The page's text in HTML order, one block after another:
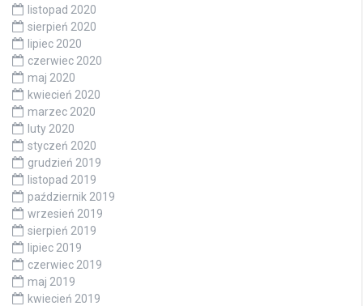
listopad 2020
sierpień 2020
lipiec 2020
czerwiec 2020
maj 2020
kwiecień 2020
marzec 2020
luty 2020
styczeń 2020
grudzień 2019
listopad 2019
październik 2019
wrzesień 2019
sierpień 2019
lipiec 2019
czerwiec 2019
maj 2019
kwiecień 2019